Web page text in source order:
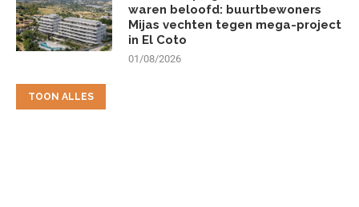
waren beloofd: buurtbewoners
Mijas vechten tegen mega-project
in El Coto
01/08/2026
TOON ALLES